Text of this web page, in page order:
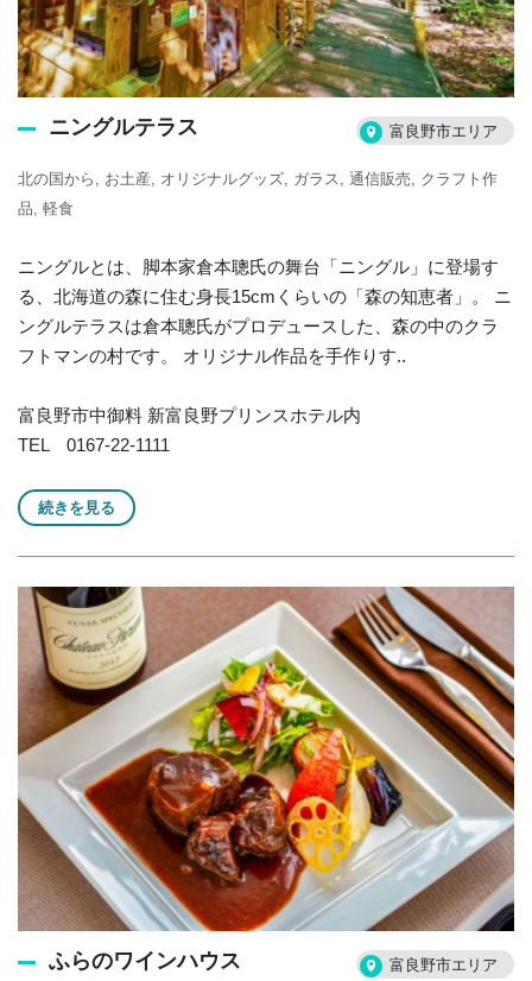
ニングルテラス 富良野市エリア
北の国から お土産 オリジナルグッズ ガラス 通信販売
クラフト作
品 軽食
ニングルとは、脚本家倉本聰氏の舞台「ニングル」に登場す
る、北海道の森に住む身長15cmくらいの「森の知恵者」。 ニ
ングルテラスは倉本聰氏がプロデュースした、森の中のクラ
フトマンの村です。 オリジナル作品を手作りす..
富良野市中御料 新富良野プリンスホテル内
TEL 0167-22-1111
続きを見る
ふらのワインハウス 富良野市エリア